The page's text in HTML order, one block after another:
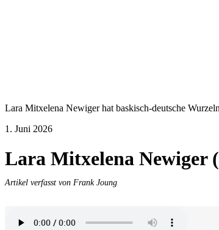
Lara Mitxelena Newiger hat baskisch-deutsche
1. Juni 2026
Lara Mitxelena Newiger
Artikel verfasst von Frank Joung